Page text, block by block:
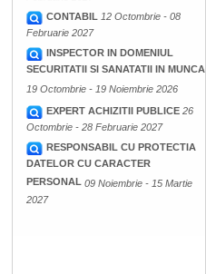
CONTABIL 12 Octombrie - 08
Februarie 2027
INSPECTOR IN DOMENIUL
SECURITATII SI SANATATII IN MUNCA
19 Octombrie - 19 Noiembrie 2026
EXPERT ACHIZITII PUBLICE 26
Octombrie - 28 Februarie 2027
RESPONSABIL CU PROTECTIA
DATELOR CU CARACTER
PERSONAL 09 Noiembrie - 15 Martie
2027